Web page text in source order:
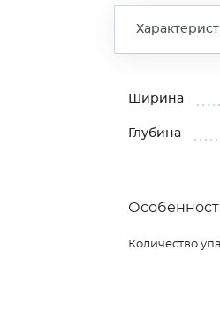
Ширина
Глубина
Количество